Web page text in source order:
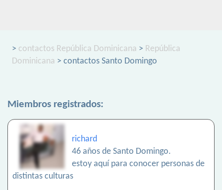
> contactos República Dominicana > República
Dominicana > contactos Santo Domingo
Miembros registrados:
richard
46 años de Santo Domingo.
estoy aquí para conocer personas de
distintas culturas